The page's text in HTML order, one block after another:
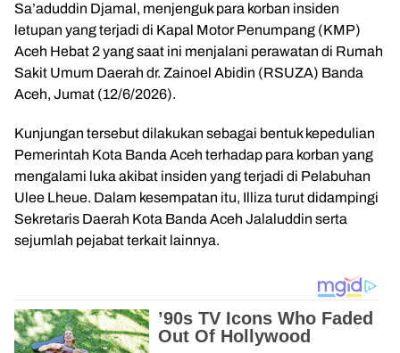
Sa’aduddin Djamal, menjenguk para korban insiden
letupan yang terjadi di Kapal Motor Penumpang (KMP)
Aceh Hebat 2 yang saat ini menjalani perawatan di Rumah
Sakit Umum Daerah dr. Zainoel Abidin (RSUZA) Banda
Aceh, Jumat (12/6/2026).
Kunjungan tersebut dilakukan sebagai bentuk kepedulian
Pemerintah Kota Banda Aceh terhadap para korban yang
mengalami luka akibat insiden yang terjadi di Pelabuhan
Ulee Lheue. Dalam kesempatan itu, Illiza turut didampingi
Sekretaris Daerah Kota Banda Aceh Jalaluddin serta
sejumlah pejabat terkait lainnya.